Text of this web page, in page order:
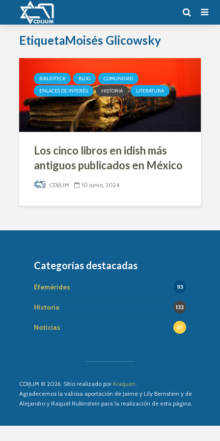
EtiquetaMoisés Glicowsky
BIBLIOTECA BLOG
COMUNIDAD
ENLACES DE INTERÉS
HISTORIA LITERATURA
Los cinco libros en idish más
antiguos publicados en México
CDIJUM 10 junio, 2024
Categorías destacadas
Efemérides 93
Historia 132
Noticias 61
CDIJUM © 2026. Sitio realizado por Kraquen.
Agradecemos la valiosa aportación de Jaime y Lily Bernstein y de
Alejandro y Raquel Rubinstein para la realización de esta página.